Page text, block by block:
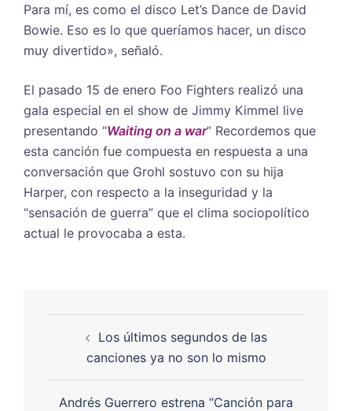
Para mí, es como el disco Let’s Dance de David
Bowie. Eso es lo que queríamos hacer, un disco
muy divertido», señaló.
El pasado 15 de enero Foo Fighters realizó una
gala especial en el show de Jimmy Kimmel live
presentando “Waiting on a war” Recordemos que
esta canción fue compuesta en respuesta a una
conversación que Grohl sostuvo con su hija
Harper, con respecto a la inseguridad y la
“sensación de guerra” que el clima sociopolítico
actual le provocaba a esta.
Los últimos segundos de las
canciones ya no son lo mismo
Andrés Guerrero estrena “Canción para